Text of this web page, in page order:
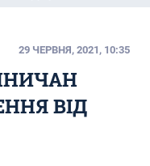
29 ЧЕРВНЯ, 2021, 10:35
ВІД